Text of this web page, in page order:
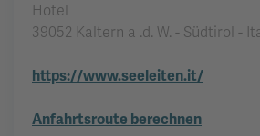
Hotel
39052 Kaltern a .d. W. - Südtirol -
https://www.seeleiten.it/
Anfahrtsroute berechnen